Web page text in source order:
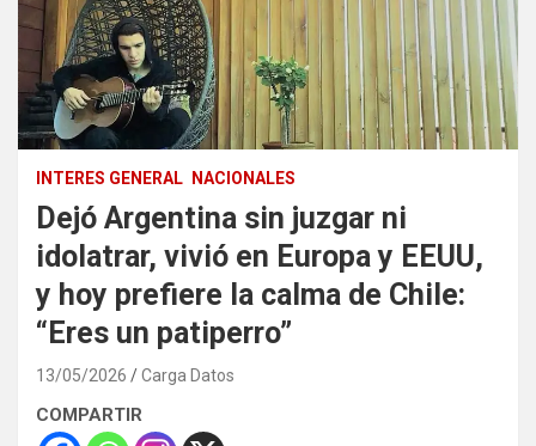
INTERES GENERAL NACIONALES
Dejó Argentina sin juzgar ni
idolatrar, vivió en Europa y EEUU,
y hoy prefiere la calma de Chile:
“Eres un patiperro”
13/05/2026 Carga Datos
COMPARTIR